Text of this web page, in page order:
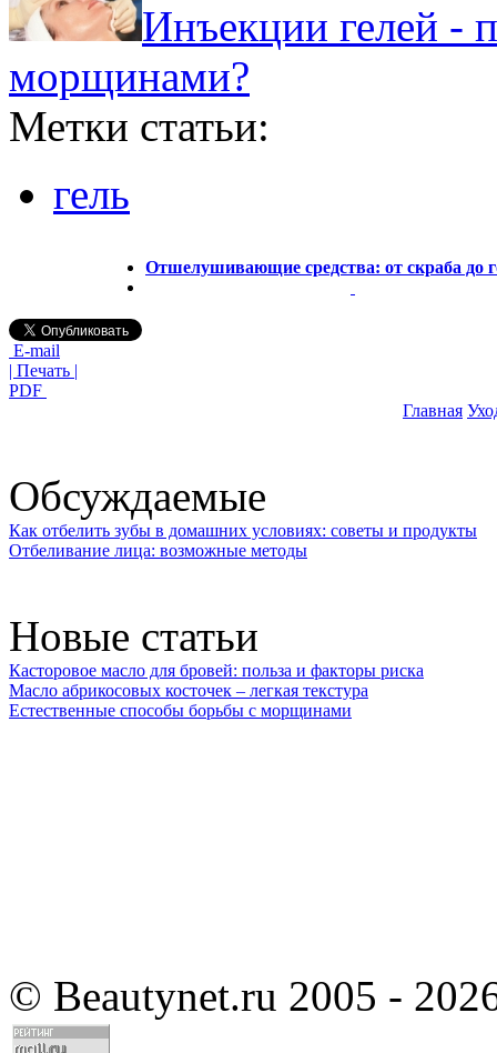
Инъекции гелей -
морщинами?
Метки статьи:
гель
Отшелушивающие средства: от скраба до
E-mail
| Печать |
PDF
Главная
Обсуждаемые
Как отбелить зубы в домашних условиях: советы и продукты
Отбеливание лица: возможные методы
Новые статьи
Касторовое масло для бровей: польза и факторы риска
Масло абрикосовых косточек – легкая текстура
Естественные способы борьбы с морщинами
© Beautynet.ru 2005 -